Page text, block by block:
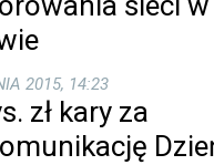
2015, 14:23
zł kary za